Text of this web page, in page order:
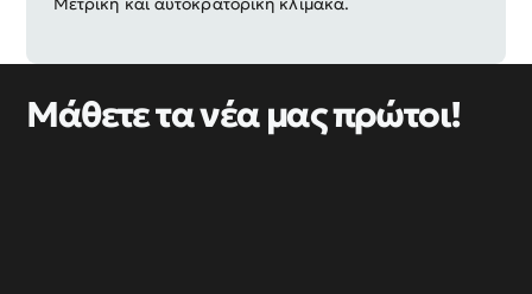
Μάθετε τα νέα μας πρώτοι!